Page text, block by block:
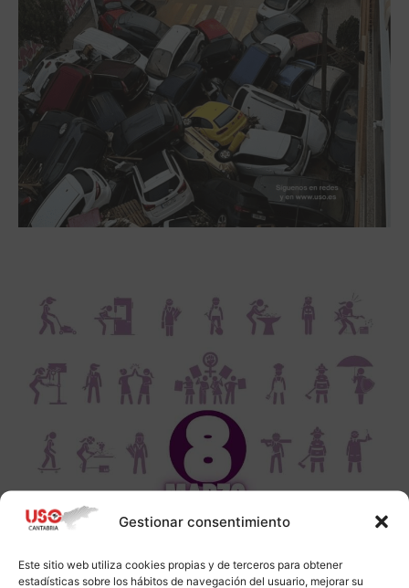
Gestionar consentimiento
Este sitio web utiliza cookies propias y de terceros para obtener
estadísticas sobre los hábitos de navegación del usuario, mejorar su